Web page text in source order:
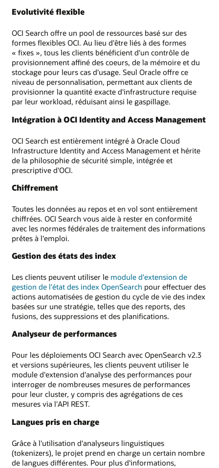
Evolutivité flexible
OCI Search offre un pool de ressources basé sur des
formes flexibles OCI. Au lieu d'être liés à des formes
« fixes », tous les clients bénéficient d'un contrôle de
provisionnement affiné des coeurs, de la mémoire et du
stockage pour leurs cas d'usage. Seul Oracle offre ce
niveau de personnalisation, permettant aux clients de
provisionner la quantité exacte d'infrastructure requise
par leur workload, réduisant ainsi le gaspillage.
Intégration à OCI Identity and Access Management
OCI Search est entièrement intégré à Oracle Cloud
Infrastructure Identity and Access Management et hérite
de la philosophie de sécurité simple, intégrée et
prescriptive d'OCI.
Chiffrement
Toutes les données au repos et en vol sont entièrement
chiffrées. OCI Search vous aide à rester en conformité
avec les normes fédérales de traitement des informations
prêtes à l'emploi.
Gestion des états des index
Les clients peuvent utiliser le module d'extension de
gestion de l'état des index OpenSearch pour effectuer des
actions automatisées de gestion du cycle de vie des index
basées sur une stratégie, telles que des reports, des
fusions, des suppressions et des planifications.
Analyseur de performances
Pour les déploiements OCI Search avec OpenSearch v2.3
et versions supérieures, les clients peuvent utiliser le
module d'extension d'analyse des performances pour
interroger de nombreuses mesures de performances
pour leur cluster, y compris des agrégations de ces
mesures via l'API REST.
Langues pris en charge
Grâce à l'utilisation d'analyseurs linguistiques
(tokenizers), le projet prend en charge un certain nombre
de langues différentes. Pour plus d'informations,